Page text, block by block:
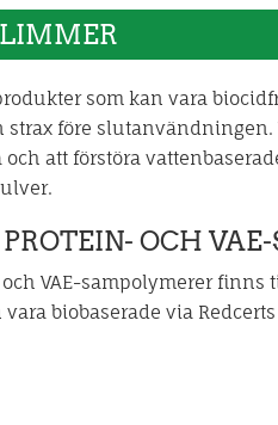
som kan vara
strax före
och att förstöra
OCH
VAE-sampolymerer
biobaserade via